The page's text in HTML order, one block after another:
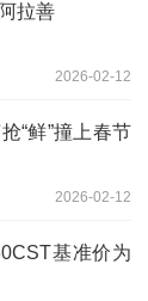
拉善
2026-02-12
“鲜”撞上春节
2026-02-12
基准价为